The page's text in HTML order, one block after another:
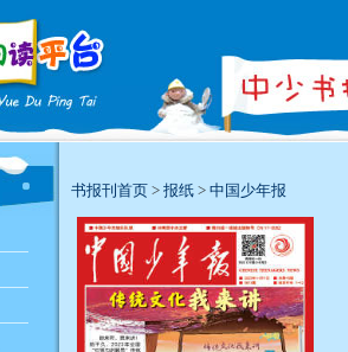
书报刊首页 > 报纸 > 中国少年报